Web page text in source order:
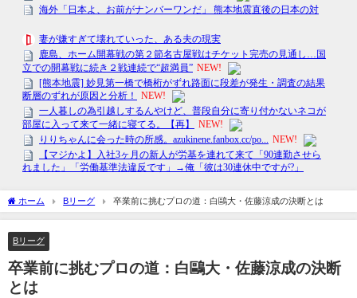
ホーム Bリーグ 卒業前に挑むプロの道：白鷗大・佐藤涼成の決断とは
Bリーグ
卒業前に挑むプロの道：白鷗大・佐藤涼成の決断
とは